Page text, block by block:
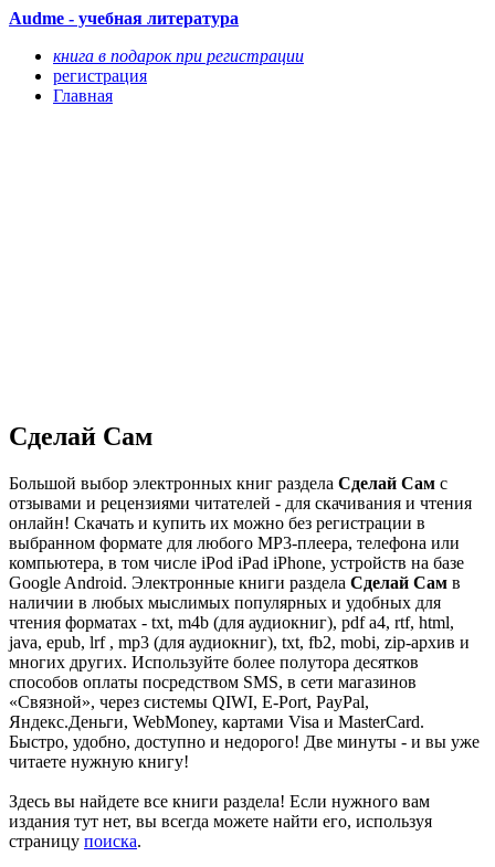
Audme - учебная литература
книга в подарок при регистрации
регистрация
Главная
Сделай Сам
Большой выбор электронных книг раздела Сделай Сам с
отзывами и рецензиями читателей - для скачивания и чтения
онлайн! Скачать и купить их можно без регистрации в
выбранном формате для любого MP3-плеера, телефона или
компьютера, в том числе iPod iPad iPhone, устройств на базе
Google Android. Электронные книги раздела Сделай Сам в
наличии в любых мыслимых популярных и удобных для
чтения форматах - txt, m4b (для аудиокниг), pdf a4, rtf, html,
java, epub, lrf , mp3 (для аудиокниг), txt, fb2, mobi, zip-архив и
многих других. Используйте более полутора десятков
способов оплаты посредством SMS, в сети магазинов
«Связной», через системы QIWI, E-Port, PayPal,
Яндекс.Деньги, WebMoney, картами Visa и MasterCard.
Быстро, удобно, доступно и недорого! Две минуты - и вы уже
читаете нужную книгу!
Здесь вы найдете все книги раздела! Если нужного вам
издания тут нет, вы всегда можете найти его, используя
страницу поиска.